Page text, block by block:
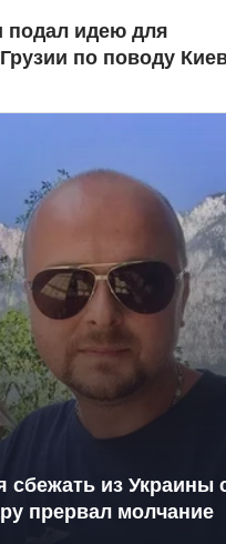
подал идею для
по поводу
сбежать из Украины
прервал молчание